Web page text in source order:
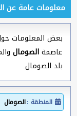
معلومات عامة عن
بعض المعلومات
عاصمةالصومال
بلد الصومال.
المنطقة :الصومال